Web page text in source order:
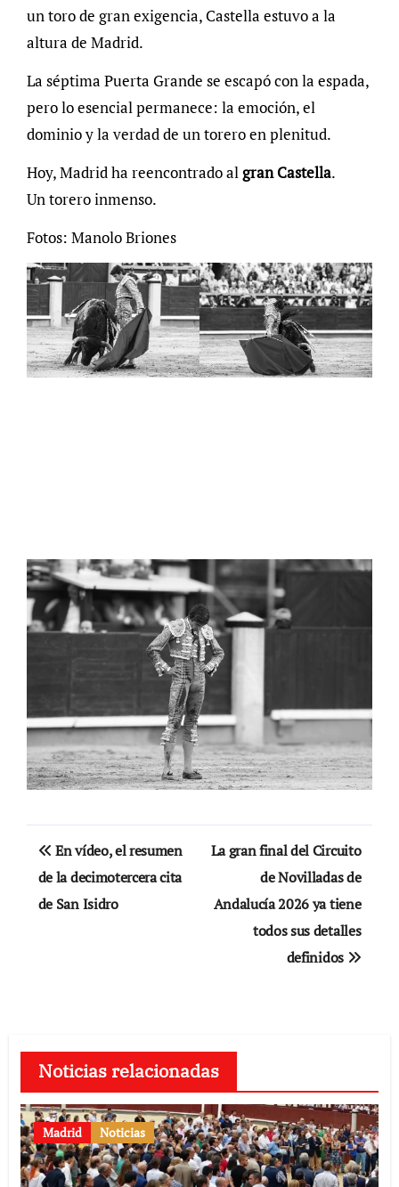
un toro de gran exigencia, Castella estuvo a la
altura de Madrid.
La séptima Puerta Grande se escapó con la espada,
pero lo esencial permanece: la emoción, el
dominio y la verdad de un torero en plenitud.
Hoy, Madrid ha reencontrado algran Castella.
Un torero inmenso.
Fotos: Manolo Briones
Navegación
de
entradas
En vídeo, el resumen
de la decimotercera cita
de San Isidro
La gran final del Circuito
de Novilladas de
Andalucía 2026 ya tiene
todos sus detalles
definidos
Noticias relacionadas
Madrid Noticias